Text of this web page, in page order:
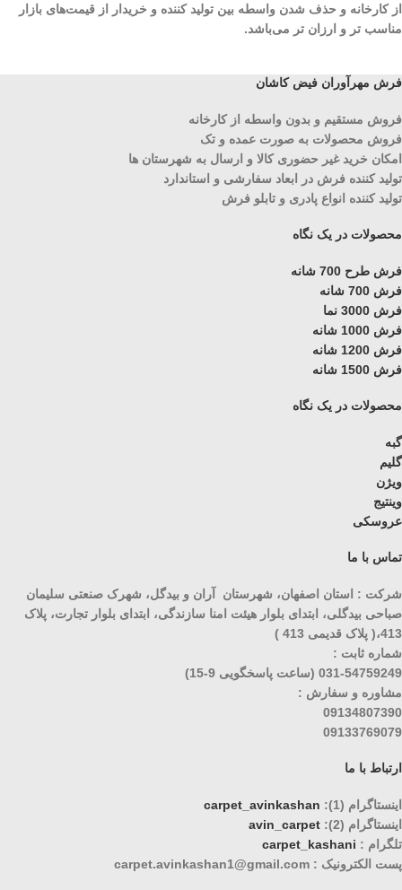
از کارخانه و حذف شدن واسطه بین تولید کننده و خریدار از قیمت‌های بازار
مناسب تر و ارزان تر می‌باشد.
فرش مهرآوران فیض کاشان
فروش مستقیم و بدون واسطه از کارخانه
فروش محصولات به صورت عمده و تک
امکان خرید غیر حضوری کالا و ارسال به شهرستان ها
تولید کننده فرش در ابعاد سفارشی و استاندارد
تولید کننده انواع پادری و تابلو فرش
محصولات در یک نگاه
فرش طرح 700 شانه
فرش 700 شانه
فرش 3000 نما
فرش 1000 شانه
فرش 1200 شانه
فرش 1500 شانه
محصولات در یک نگاه
گبه
گلیم
ویژن
وینتیج
عروسکی
تماس با ما
شرکت : استان اصفهان، شهرستان آران و بیدگل، شهرک صنعتی سلیمان
صباحی بیدگلی، ابتدای بلوار هیئت امنا سازندگی، ابتدای بلوار تجارت، پلاک
413،( پلاک قدیمی 413 )
شماره ثابت :
031-54759249 (ساعت پاسخگویی 9-15)
مشاوره و سفارش :
09134807390
09133769079
ارتباط با ما
اینستاگرام (1):
carpet_avinkashan
اینستاگرام (2):
avin_carpet
تلگرام : carpet_kashani
پست الکترونیک : carpet.avinkashan1@gmail.com